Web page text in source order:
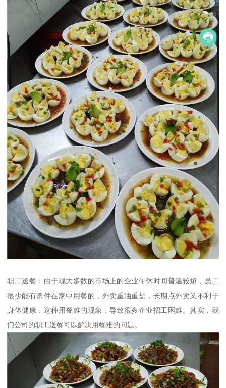
职工送餐：由于现大多数的市场上的企业午休时间普遍较短，员工
很少能有条件在家中用餐的，外卖重油重盐，长期点外卖又不利于
身体健康，这种用餐难的现象，导致很多企业招工困难。其实，我
们公司的职工送餐可以解决用餐难的问题。